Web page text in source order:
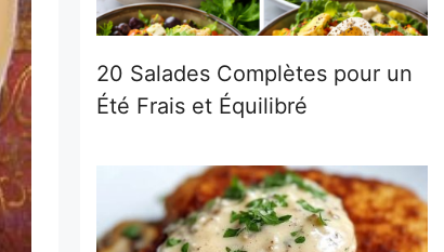
20 Salades Complètes pour un
Été Frais et Équilibré